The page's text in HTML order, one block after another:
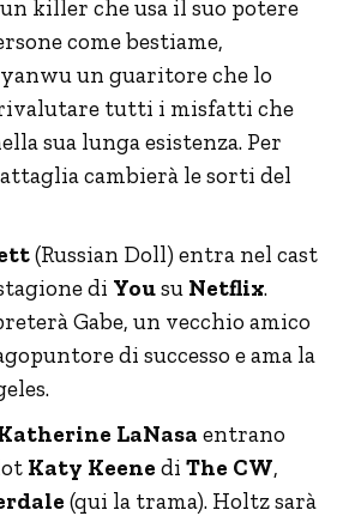
killer che usa il suo potere
come bestiame,
un guaritore che lo
tutti i misfatti che
sua lunga esistenza. Per
cambierà le sorti del
(Russian Doll) entra nel cast
di Yousu Netflix.
Gabe, un vecchio amico
di successo e ama la
LaNasa entrano
Katy Keene di The CW,
(qui la trama). Holtz sarà